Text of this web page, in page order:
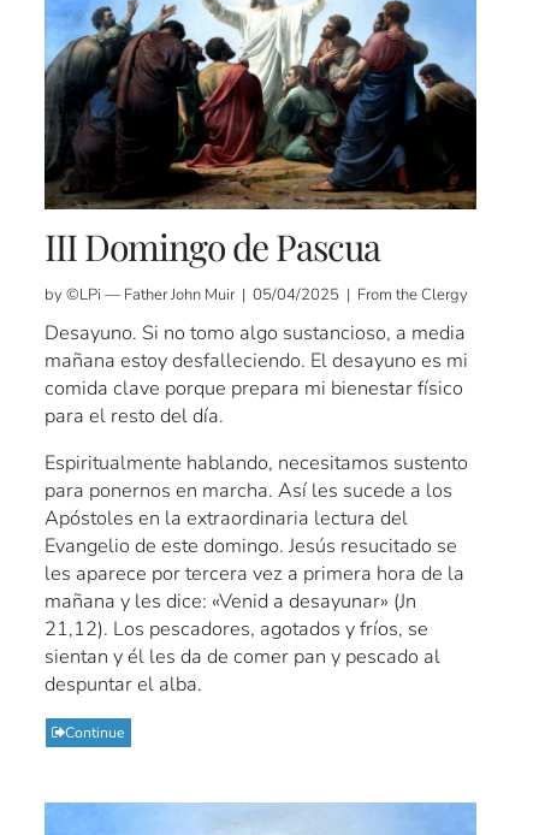
III Domingo de Pascua
by ©LPi — Father John Muir | 05/04/2025 | From the Clergy
Desayuno. Si no tomo algo sustancioso, a media
mañana estoy desfalleciendo. El desayuno es mi
comida clave porque prepara mi bienestar físico
para el resto del día.
Espiritualmente hablando, necesitamos sustento
para ponernos en marcha. Así les sucede a los
Apóstoles en la extraordinaria lectura del
Evangelio de este domingo. Jesús resucitado se
les aparece por tercera vez a primera hora de la
mañana y les dice: «Venid a desayunar» (Jn
21,12). Los pescadores, agotados y fríos, se
sientan y él les da de comer pan y pescado al
despuntar el alba.
Continue